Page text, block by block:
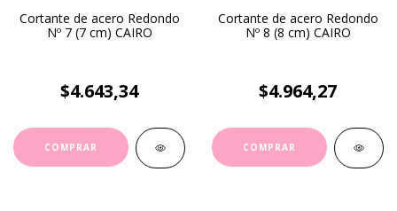
Cortante de acero Redondo
Nº 7 (7 cm) CAIRO
$4.643,34
Cortante de acero Redondo
Nº 8 (8 cm) CAIRO
$4.964,27